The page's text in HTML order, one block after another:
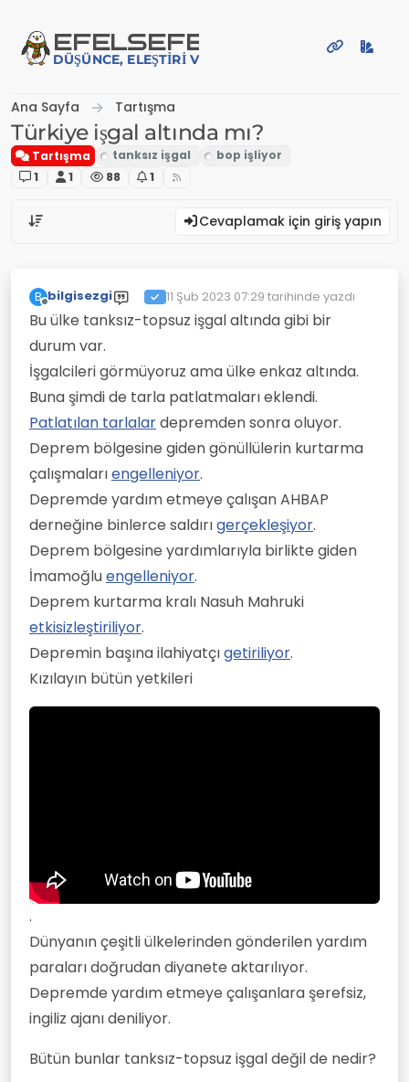
EFELSEFE
DÜŞÜNCE, ELEŞTIRI VE PAYLAŞIM PLATFORMU
Ana Sayfa Tartışma
Türkiye işgal altında mı?
Tartışma
1
1 88 1
Cevaplamak için giriş yapın
B
Çevrimdışı
bilgisezgi 11 Şub 2023 07:29 tarihinde yazdı
Son düzenleyen:
Bu ülke tanksız-topsuz işgal altında gibi bir
durum var.
İşgalcileri görmüyoruz ama ülke enkaz altında.
Buna şimdi de tarla patlatmaları eklendi.
Patlatılan tarlalardepremden sonra oluyor.
Deprem bölgesine giden gönüllülerin kurtarma
çalışmalarıengelleniyor.
Depremde yardım etmeye çalışan AHBAP
derneğine binlerce saldırıgerçekleşiyor.
Deprem bölgesine yardımlarıyla birlikte giden
İmamoğluengelleniyor.
Deprem kurtarma kralı Nasuh Mahruki
etkisizleştiriliyor.
Depremin başına ilahiyatçıgetiriliyor.
Kızılayın bütün yetkileri
.
Dünyanın çeşitli ülkelerinden gönderilen yardım
paraları doğrudan diyanete aktarılıyor.
Depremde yardım etmeye çalışanlara şerefsiz,
ingiliz ajanı deniliyor.
Bütün bunlar tanksız-topsuz işgal değil de nedir?